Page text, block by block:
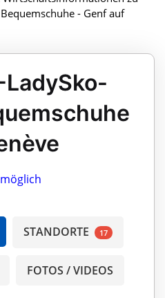
- Genf auf
LadySko-
STANDORTE 17
FOTOS / VIDEOS